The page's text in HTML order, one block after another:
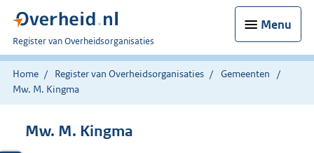
Menu
U
bent
nu
hier:
Register van Overheidsorganisaties
Home Register van Overheidsorganisaties
Gemeenten
Mw. M. Kingma
Mw. M. Kingma